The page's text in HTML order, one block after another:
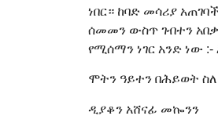
ነበር። ከባድ መሳሪያ
ሰመመን ውስጥ ገብተን
የሚሰማን ነገር አንድ ነው
ሞትን ዓይተን በሕይወት
ዲያቆን አሸናፊ መኰንን